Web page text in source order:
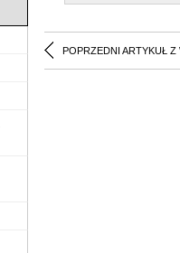
POPRZEDNI ARTYKUŁ Z